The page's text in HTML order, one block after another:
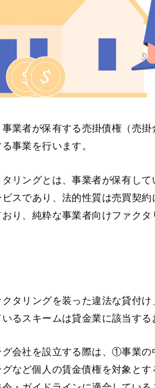
業者が保有する売掛債権（売
事業を行います。
リングとは、事業者が保有し
スであり、法的性質は売買契
り、純粋な事業者向けファク
タリングを装った違法な貸付
るスキームは貸金業に該当する
会社を設立する際は、①事業の
など個人の賃金債権を対象と